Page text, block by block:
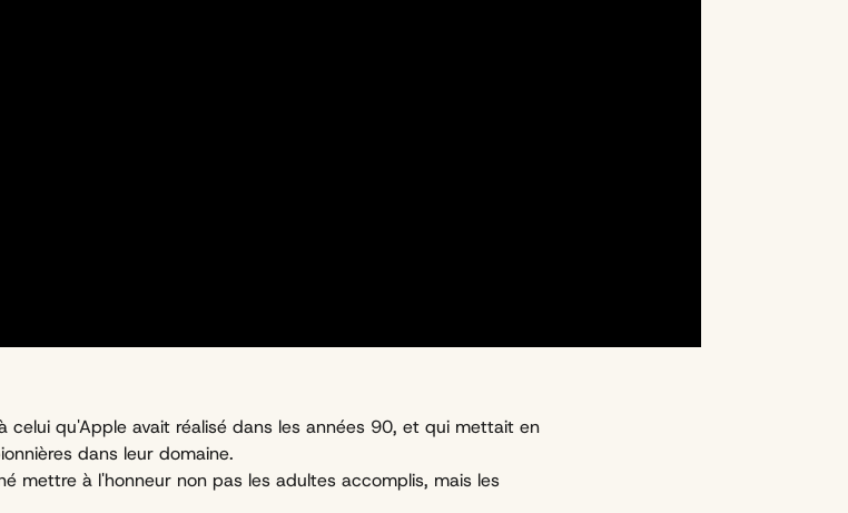
celui qu'Apple avait réalisé dans les années 90, et qui mettait en
dans leur domaine.
mettre à l'honneur non pas les adultes accomplis, mais les